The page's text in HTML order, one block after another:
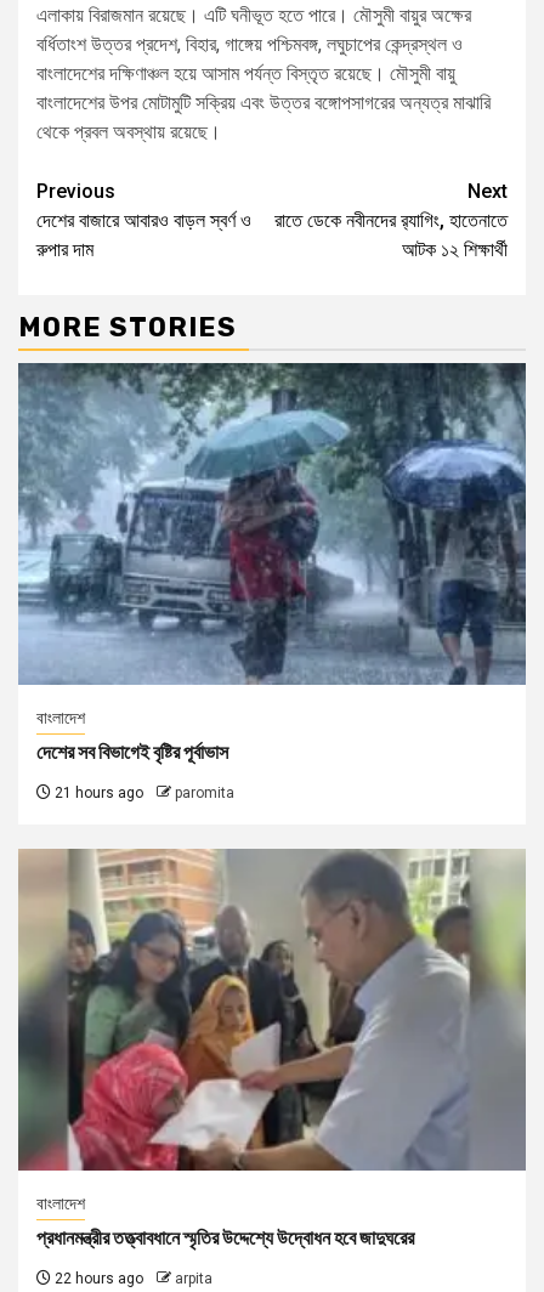
এলাকায় বিরাজমান রয়েছে। এটি ঘনীভূত হতে পারে। মৌসুমী বায়ুর অক্ষের
বর্ধিতাংশ উত্তর প্রদেশ, বিহার, গাঙ্গেয় পশ্চিমবঙ্গ, লঘুচাপের কেন্দ্রস্থল ও
বাংলাদেশের দক্ষিণাঞ্চল হয়ে আসাম পর্যন্ত বিস্তৃত রয়েছে। মৌসুমী বায়ু
বাংলাদেশের উপর মোটামুটি সক্রিয় এবং উত্তর বঙ্গোপসাগরের অন্যত্র মাঝারি
থেকে প্রবল অবস্থায় রয়েছে।
Previous
দেশের বাজারে আবারও বাড়ল স্বর্ণ ও
রুপার দাম
Next
রাতে ডেকে নবীনদের র‍্যাগিং, হাতেনাতে
আটক ১২ শিক্ষার্থী
MORE STORIES
বাংলাদেশ
দেশের সব বিভাগেই বৃষ্টির পূর্বাভাস
21 hours ago paromita
বাংলাদেশ
প্রধানমন্ত্রীর তত্ত্বাবধানে স্মৃতির উদ্দেশ্যে উদ্বোধন হবে জাদুঘরের
22 hours ago arpita